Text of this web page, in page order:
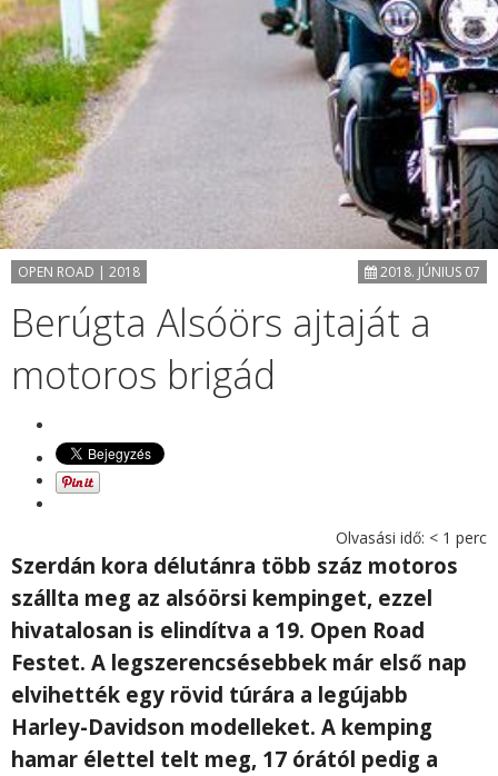
OPEN ROAD | 2018 2018. JÚNIUS 07
Berúgta Alsóörs ajtaját a
motoros brigád
Olvasási idő: < 1 perc
Szerdán kora délutánra több száz motoros
szállta meg az alsóörsi kempinget, ezzel
hivatalosan is elindítva a 19. Open Road
Festet. A legszerencsésebbek már első nap
elvihették egy rövid túrára a legújabb
Harley-Davidson modelleket. A kemping
hamar élettel telt meg, 17 órától pedig a